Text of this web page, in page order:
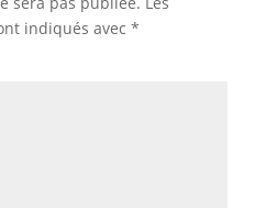
indiqués avec *